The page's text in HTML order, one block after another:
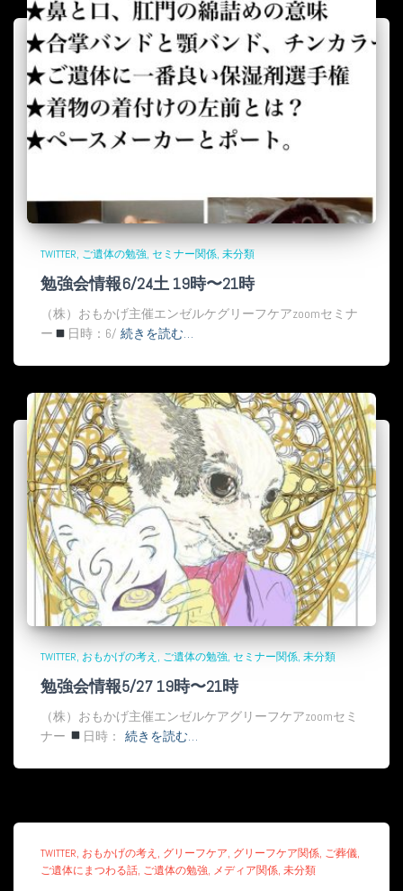
TWITTER ご遺体の勉強 セミナー関係 未分類
勉強会情報6/24土 19時〜21時
（株）おもかげ主催エンゼルケグリーフケアzoomセミナ
ー
日時：6/ 続きを読む…
TWITTER おもかげの考え ご遺体の勉強 セミナー関係 未分類
勉強会情報5/27 19時〜21時
（株）おもかげ主催エンゼルケアグリーフケアzoomセミ
ナー
日時： 続きを読む…
TWITTER おもかげの考え グリーフケア グリーフケア関係 ご葬儀
ご遺体にまつわる話 ご遺体の勉強 メディア関係 未分類